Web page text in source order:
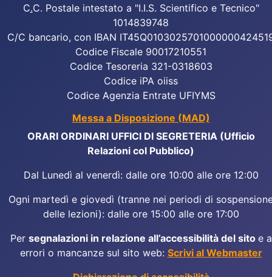
C.C. Postale intestato a "I.I.S. Scientifico e Tecnico"
1014839748
C/C bancario, con IBAN
Codice Fiscale 90017210551
Codice Tesoreria 321-0318603
Codice iPA oiiss
Codice Agenzia Entrate UFIYMS
Messa a Disposizione (MAD)
ORARI ORDINARI UFFICI DI SEGRETERIA (Ufficio
Relazioni col Pubblico)
Dal Lunedì al venerdì: dalle ore 10:00 alle ore 12:00
Ogni martedì e giovedì (tranne nei periodi di
delle lezioni): dalle ore 15:00 alle ore 17:00
Per segnalazioni in relazione all’accessibilità del sito e a
errori o mancanze sul sito web: Scrivi al Webmaster